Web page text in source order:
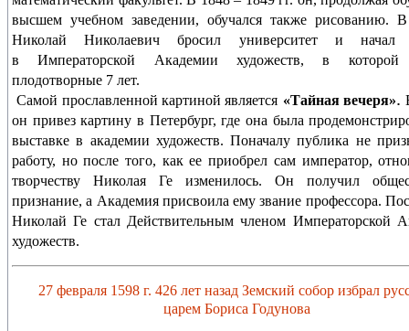
высшем учебном заведении, обучался также рисованию.
Николай Николаевич бросил университет и начал
в Императорской Академии художеств, в которой
плодотворные 7 лет.
Самой прославленной картиной является «Тайная вечеря».
он привез картину в Петербург, где она была
выставке в академии художеств. Поначалу публика не
работу, но после того, как ее приобрел сам император,
творчеству Николая Ге изменилось. Он получил
признание, а Академия присвоила ему звание профессора.
Николай Ге стал Действительным членом Императорской
художеств.
27 февраля 1598 г. 426 лет назад Земский собор избрал
царем Бориса Годунова